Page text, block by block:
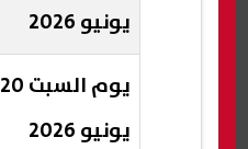
يونيو 2026
يوم السبت 20
يونيو 2026